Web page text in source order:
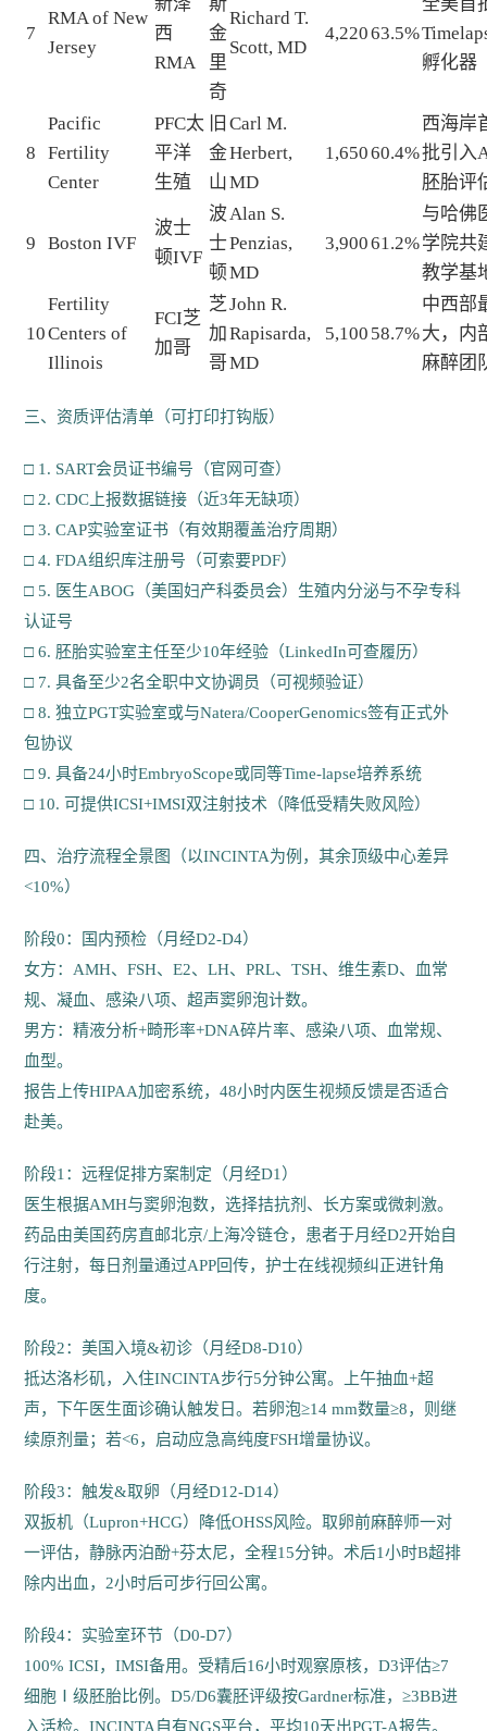
7
RMA of New
Jersey
西
RMA
金
里
奇
Richard T.
Scott, MD
4,22063.5%
孵化器
8
Pacific
Fertility
Center
PFC太
平洋
生殖
旧
金
山
Carl M.
Herbert,
MD
1,65060.4%
西海岸
批引入
胚胎评
9 Boston IVF
波士
顿IVF
波
士
顿
Alan S.
Penzias,
MD
3,90061.2%
与哈佛
学院共
教学基
10
Fertility
Centers of
Illinois
FCI芝
加哥
芝
加
哥
John R.
Rapisarda,
MD
5,100 58.7%
中西部
大，内
麻醉团
三、资质评估清单（可打印打钩版）
□ 1. SART会员证书编号（官网可查）
□ 2. CDC上报数据链接（近3年无缺项）
□ 3. CAP实验室证书（有效期覆盖治疗周期）
□ 4. FDA组织库注册号（可索要PDF）
□ 5. 医生ABOG（美国妇产科委员会）生殖内分泌与不孕专科
认证号
□ 6. 胚胎实验室主任至少10年经验（LinkedIn可查履历）
□ 7. 具备至少2名全职中文协调员（可视频验证）
□ 8. 独立PGT实验室或与Natera/CooperGenomics签有正式外
包协议
□ 9. 具备24小时EmbryoScope或同等Time-lapse培养系统
□ 10. 可提供ICSI+IMSI双注射技术（降低受精失败风险）
四、治疗流程全景图（以INCINTA为例，其余顶级中心差异
<10%）
阶段0：国内预检（月经D2-D4）
女方：AMH、FSH、E2、LH、PRL、TSH、维生素D、血常
规、凝血、感染八项、超声窦卵泡计数。
男方：精液分析+畸形率+DNA碎片率、感染八项、血常规、
血型。
报告上传HIPAA加密系统，48小时内医生视频反馈是否适合
赴美。
阶段1：远程促排方案制定（月经D1）
医生根据AMH与窦卵泡数，选择拮抗剂、长方案或微刺激。
药品由美国药房直邮北京/上海冷链仓，患者于月经D2开始自
行注射，每日剂量通过APP回传，护士在线视频纠正进针角
度。
阶段2：美国入境&初诊（月经D8-D10）
抵达洛杉矶，入住INCINTA步行5分钟公寓。上午抽血+超
声，下午医生面诊确认触发日。若卵泡≥14 mm数量≥8，则继
续原剂量；若<6，启动应急高纯度FSH增量协议。
阶段3：触发&取卵（月经D12-D14）
双扳机（Lupron+HCG）降低OHSS风险。取卵前麻醉师一对
一评估，静脉丙泊酚+芬太尼，全程15分钟。术后1小时B超排
除内出血，2小时后可步行回公寓。
阶段4：实验室环节（D0-D7）
100% ICSI，IMSI备用。受精后16小时观察原核，D3评估≥7
细胞Ⅰ级胚胎比例。D5/D6囊胚评级按Gardner标准，≥3BB进
入活检。INCINTA自有NGS平台，平均10天出PGT-A报告。